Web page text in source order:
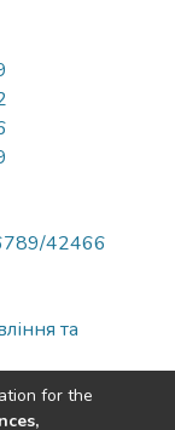
42466
та
for the